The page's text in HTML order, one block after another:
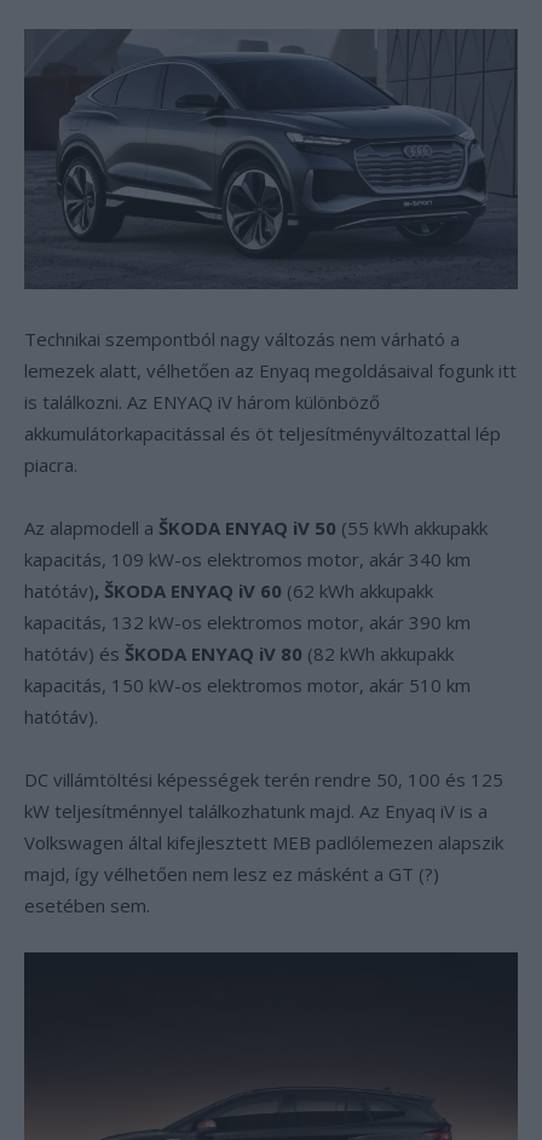
Technikai szempontból nagy változás nem várható a
lemezek alatt, vélhetően az Enyaq megoldásaival fogunk itt
is találkozni. Az ENYAQ iV három különböző
akkumulátorkapacitással és öt teljesítményváltozattal lép
piacra.
Az alapmodell a ŠKODA ENYAQ iV 50 (55 kWh akkupakk
kapacitás, 109 kW-os elektromos motor, akár 340 km
hatótáv), ŠKODA ENYAQ iV 60 (62 kWh akkupakk
kapacitás, 132 kW-os elektromos motor, akár 390 km
hatótáv) és ŠKODA ENYAQ iV 80 (82 kWh akkupakk
kapacitás, 150 kW-os elektromos motor, akár 510 km
hatótáv).
DC villámtöltési képességek terén rendre 50, 100 és 125
kW teljesítménnyel találkozhatunk majd. Az Enyaq iV is a
Volkswagen által kifejlesztett MEB padlólemezen alapszik
majd, így vélhetően nem lesz ez másként a GT (?)
esetében sem.